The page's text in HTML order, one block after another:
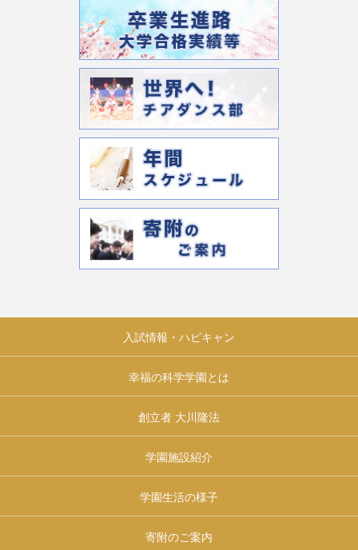
入試情報・ハピキャン
幸福の科学学園とは
創立者 大川隆法
学園施設紹介
学園生活の様子
寄附のご案内